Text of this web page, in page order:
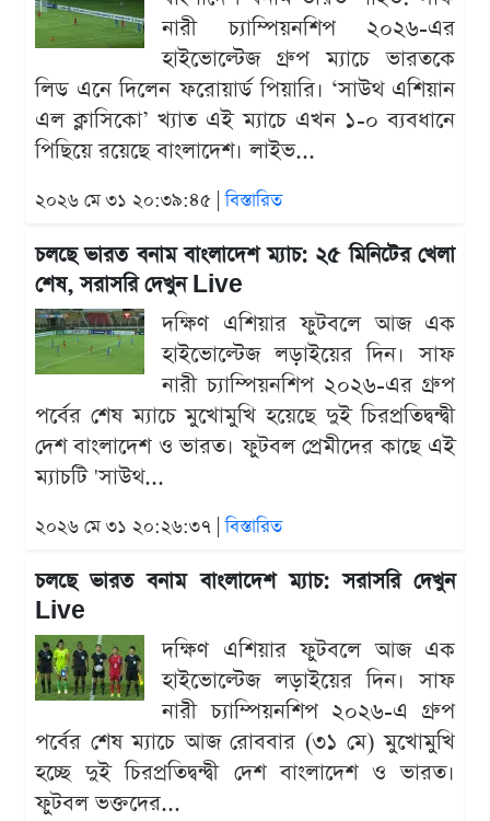
নারী চ্যাম্পিয়নশিপ ২০২৬-এর
হাইভোল্টেজ গ্রুপ ম্যাচে ভারতকে
লিড এনে দিলেন ফরোয়ার্ড পিয়ারি। ‘সাউথ এশিয়ান
এল ক্লাসিকো’ খ্যাত এই ম্যাচে এখন ১-০ ব্যবধানে
পিছিয়ে রয়েছে বাংলাদেশ। লাইভ...
২০২৬ মে ৩১ ২০:৩৯:৪৫ |বিস্তারিত
চলছে ভারত বনাম বাংলাদেশ ম্যাচ: ২৫ মিনিটের খেলা
শেষ, সরাসরি দেখুন Live
দক্ষিণ এশিয়ার ফুটবলে আজ এক
হাইভোল্টেজ লড়াইয়ের দিন। সাফ
নারী চ্যাম্পিয়নশিপ ২০২৬-এর গ্রুপ
পর্বের শেষ ম্যাচে মুখোমুখি হয়েছে দুই চিরপ্রতিদ্বন্দ্বী
দেশ বাংলাদেশ ও ভারত। ফুটবল প্রেমীদের কাছে এই
ম্যাচটি 'সাউথ...
২০২৬ মে ৩১ ২০:২৬:৩৭ |বিস্তারিত
চলছে ভারত বনাম বাংলাদেশ ম্যাচ: সরাসরি দেখুন
Live
দক্ষিণ এশিয়ার ফুটবলে আজ এক
হাইভোল্টেজ লড়াইয়ের দিন। সাফ
নারী চ্যাম্পিয়নশিপ ২০২৬-এ গ্রুপ
পর্বের শেষ ম্যাচে আজ রোববার (৩১ মে) মুখোমুখি
হচ্ছে দুই চিরপ্রতিদ্বন্দ্বী দেশ বাংলাদেশ ও ভারত।
ফুটবল ভক্তদের...